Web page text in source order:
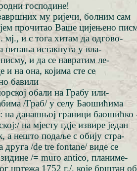
господине!
му ријечи, болним сам
прочитао Ваше цијењено
мј., и с тога хитам да одгово-
питања истакнута у вла-
и да се навратим ле-
и на она, којима сте се
бавили
обали на Грабу или-
/Граб/ у селу Баошићима
на данашњој граници баошићко
на мјесту гдје извире један
а нешто подаље с обију стра-
друга /de tre fontane/ виде се
/= muro antico, планиме-
цртежа 1752 г./, које брштан